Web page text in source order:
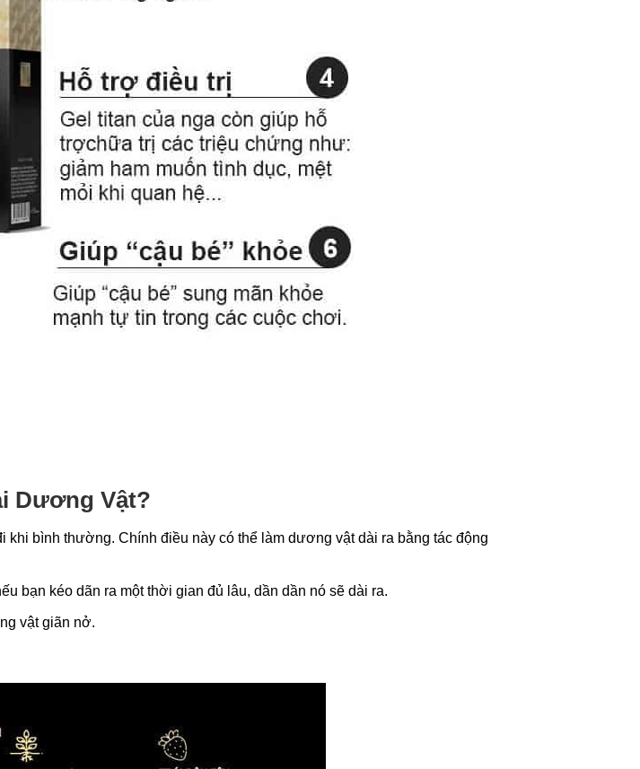
Dương Vật?
bình thường. Chính điều này có thể làm dương vật dài ra bằng tác động
bạn kéo dãn ra một thời gian đủ lâu, dần dần nó sẽ dài ra.
vật giãn nở.